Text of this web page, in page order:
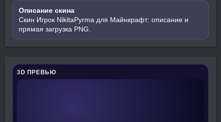
Описание скина
Скин Игрок NikitaPyrma для Майнкрафт: описание и
прямая загрузка PNG.
3D ПРЕВЬЮ